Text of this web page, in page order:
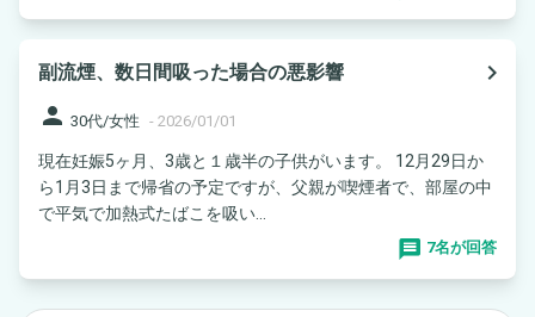
副流煙、数日間吸った場合の悪影響
navigate_next
person 30代/女性 - 2026/01/01
現在妊娠5ヶ月、3歳と１歳半の子供がいます。 12月29日か
ら1月3日まで帰省の予定ですが、父親が喫煙者で、部屋の中
で平気で加熱式たばこを吸い...
7名が回答